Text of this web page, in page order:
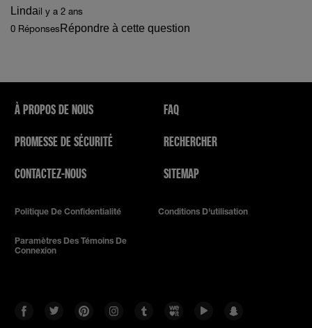
Lindail y a 2 ans
0 Réponses Répondre à cette question
À PROPOS DE NOUS
PROMESSE DE SÉCURITÉ
CONTACTEZ-NOUS
FAQ
RECHERCHER
SITEMAP
Politique De Confidentialité Conditions D'utilisation
Paramètres Des Témoins De
Connexion